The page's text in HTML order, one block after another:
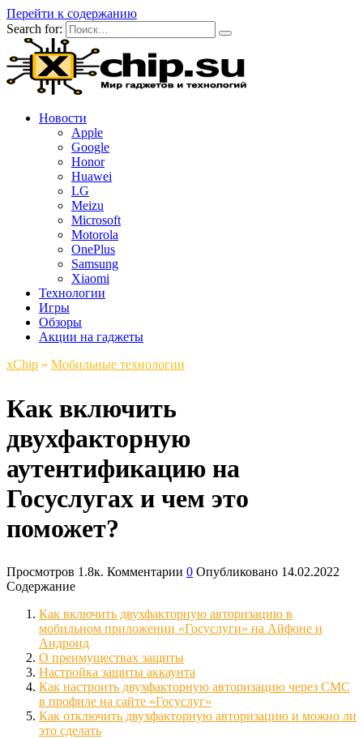
Перейти к содержанию
Search for:
Новости
Apple
Google
Honor
Huawei
LG
Meizu
Microsoft
Motorola
OnePlus
Samsung
Xiaomi
Технологии
Игры
Обзоры
Акции на гаджеты
xСhip » Мобильные технологии
Как включить
двухфакторную
аутентификацию на
Госуслугах и чем это
поможет?
Просмотров 1.8к. Комментарии 0 Опубликовано 14.02.2022
Содержание
Как включить двухфакторную авторизацию в
мобильном приложении «Госуслуги» на Айфоне и
Андроид
О преимуществах защиты
Настройка защиты аккаунта
Как настроить двухфакторную авторизацию через СМС
в профиле на сайте «Госуслуг»
Как отключить двухфакторную авторизацию и можно ли
это сделать